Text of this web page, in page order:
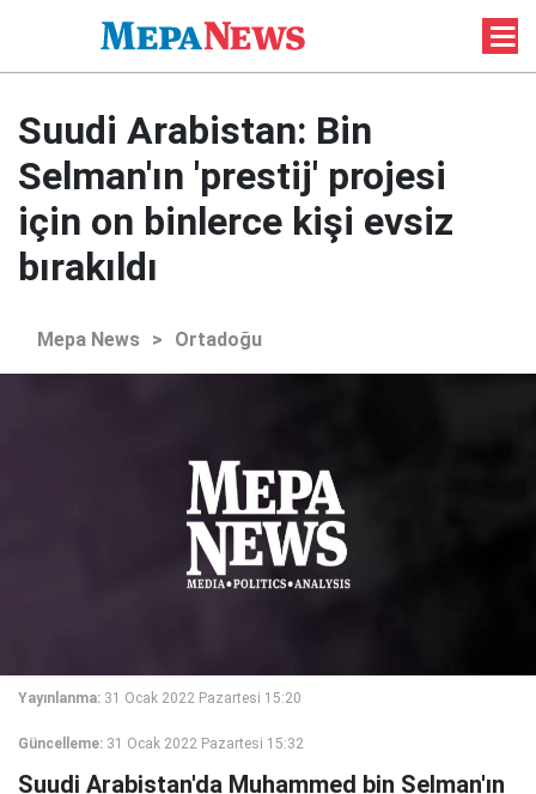
Suudi Arabistan: Bin
Selman'ın 'prestij' projesi
için on binlerce kişi evsiz
bırakıldı
Mepa News > Ortadoğu
Yayınlanma: 31 Ocak 2022 Pazartesi 15:20
Güncelleme: 31 Ocak 2022 Pazartesi 15:32
Suudi Arabistan'da Muhammed bin Selman'ın